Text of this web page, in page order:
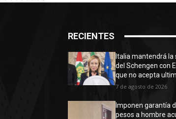
RECIENTES
Italia mantendrá la
del Schengen con
que no acepta
7 de agosto de 2026
Imponen garantía
pesos a hombre